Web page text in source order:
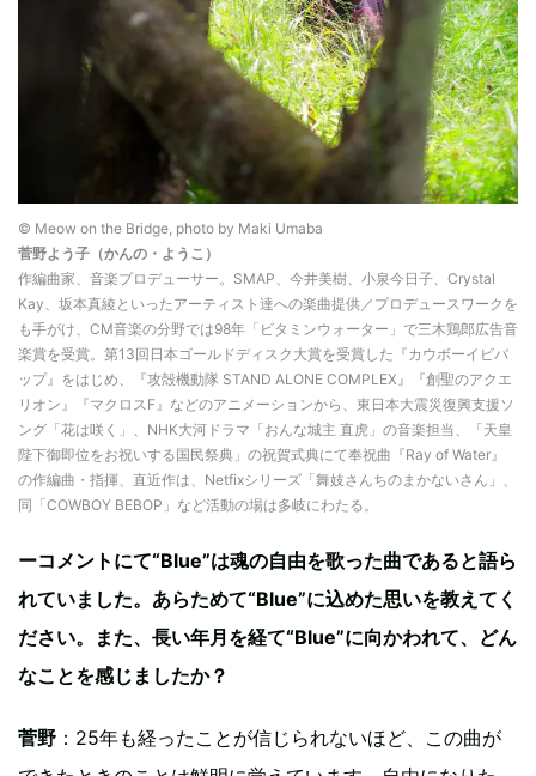
© Meow on the Bridge, photo by Maki Umaba
菅野よう子（かんの・ようこ）
作編曲家、音楽プロデューサー。SMAP、今井美樹、小泉今日子、Crystal
Kay、坂本真綾といったアーティスト達への楽曲提供／プロデュースワークを
も手がけ、CM音楽の分野では98年「ビタミンウォーター」で三木鶏郎広告音
楽賞を受賞。第13回日本ゴールドディスク大賞を受賞した『カウボーイビバ
ップ』をはじめ、『攻殻機動隊 STAND ALONE COMPLEX』『創聖のアクエ
リオン』『マクロスF』などのアニメーションから、東日本大震災復興支援ソ
ング「花は咲く」、NHK大河ドラマ「おんな城主 直虎」の音楽担当、「天皇
陛下御即位をお祝いする国民祭典」の祝賀式典にて奉祝曲『Ray of Water』
の作編曲・指揮、直近作は、Netfixシリーズ「舞妓さんちのまかないさん」、
同「COWBOY BEBOP」など活動の場は多岐にわたる。
ーコメントにて“Blue”は魂の自由を歌った曲であると語ら
れていました。あらためて“Blue”に込めた思いを教えてく
ださい。また、長い年月を経て“Blue”に向かわれて、どん
なことを感じましたか？
菅野 ：25年も経ったことが信じられないほど、この曲が